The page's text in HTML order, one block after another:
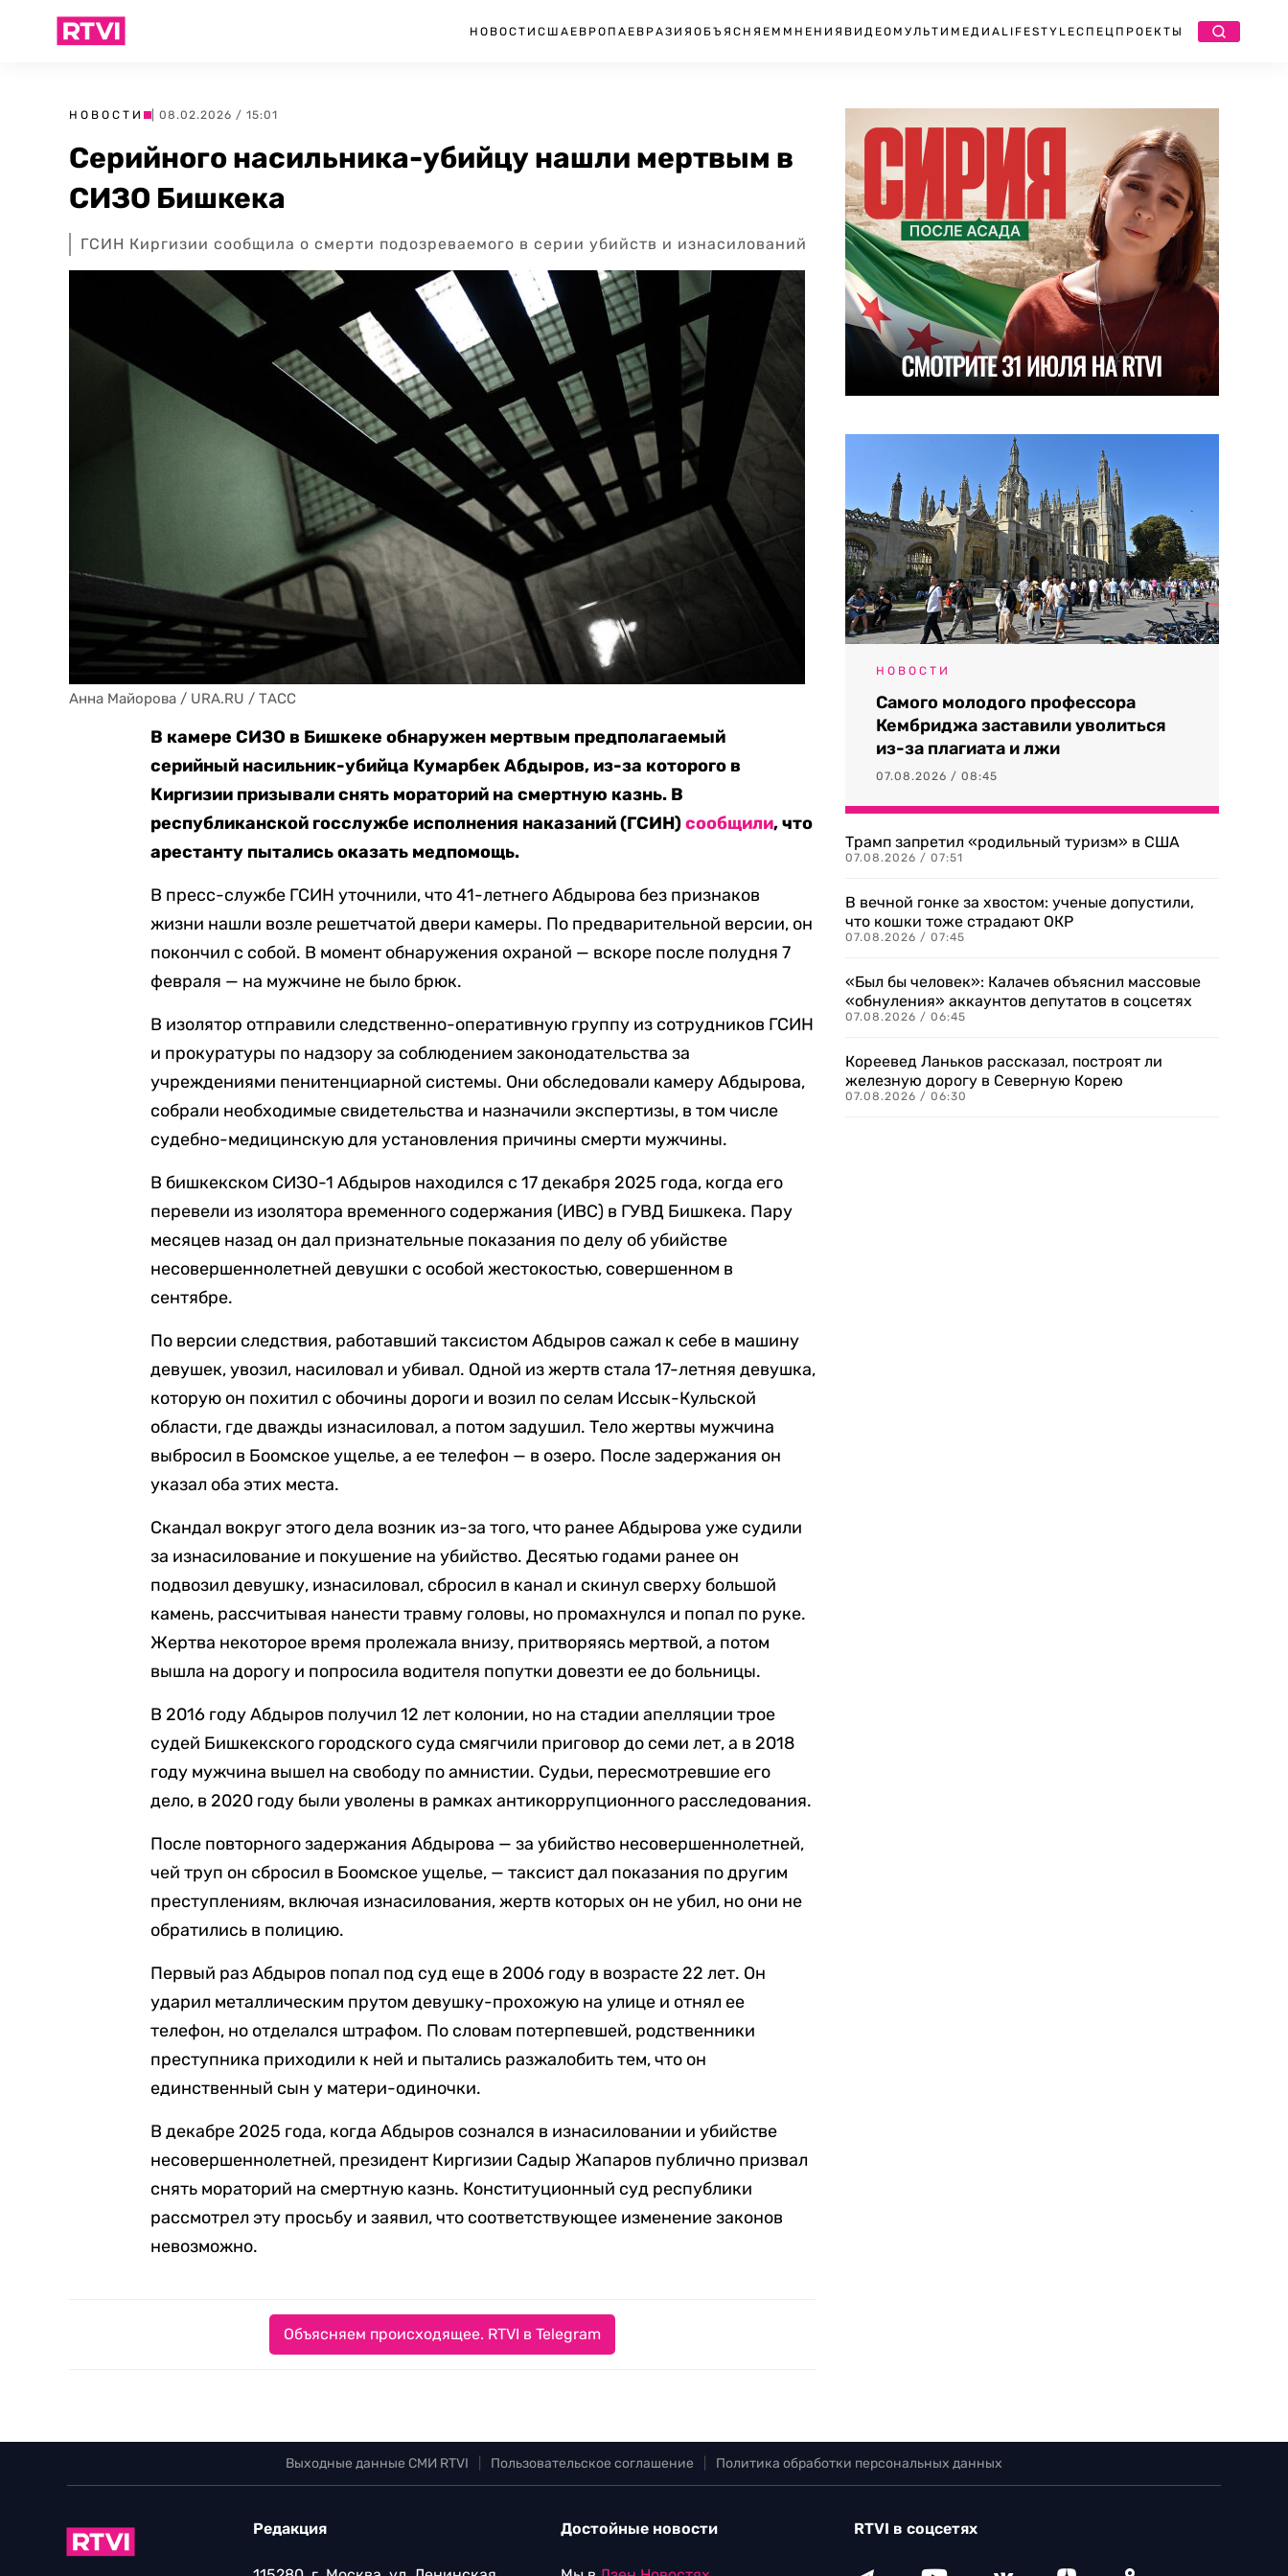
НОВОСТИ США ЕВРОПА ЕВРАЗИЯ ОБЪЯСНЯЕМ МНЕНИЯ ВИДЕО МУЛЬТИМЕДИА LIFESTYLEСПЕЦПРОЕКТЫ
НОВОСТИ | 08.02.2026 / 15:01
Серийного насильника-убийцу нашли мертвым в
СИЗО Бишкека
ГСИН Киргизии сообщила о смерти подозреваемого в серии убийств и изнасилований
Анна Майорова / URA.RU / ТАСС
В камере СИЗО в Бишкеке обнаружен мертвым предполагаемый
серийный насильник-убийца Кумарбек Абдыров, из-за которого в
Киргизии призывали снять мораторий на смертную казнь. В
республиканской госслужбе исполнения наказаний (ГСИН)сообщили, что
арестанту пытались оказать медпомощь.
В пресс-службе ГСИН уточнили, что 41-летнего Абдырова без признаков
жизни нашли возле решетчатой двери камеры. По предварительной версии, он
покончил с собой. В момент обнаружения охраной — вскоре после полудня 7
февраля — на мужчине не было брюк.
В изолятор отправили следственно-оперативную группу из сотрудников ГСИН
и прокуратуры по надзору за соблюдением законодательства за
учреждениями пенитенциарной системы. Они обследовали камеру Абдырова,
собрали необходимые свидетельства и назначили экспертизы, в том числе
судебно-медицинскую для установления причины смерти мужчины.
В бишкекском СИЗО-1 Абдыров находился с 17 декабря 2025 года, когда его
перевели из изолятора временного содержания (ИВС) в ГУВД Бишкека. Пару
месяцев назад он дал признательные показания по делу об убийстве
несовершеннолетней девушки с особой жестокостью, совершенном в
сентябре.
По версии следствия, работавший таксистом Абдыров сажал к себе в машину
девушек, увозил, насиловал и убивал. Одной из жертв стала 17-летняя девушка,
которую он похитил с обочины дороги и возил по селам Иссык-Кульской
области, где дважды изнасиловал, а потом задушил. Тело жертвы мужчина
выбросил в Боомское ущелье, а ее телефон — в озеро. После задержания он
указал оба этих места.
Скандал вокруг этого дела возник из-за того, что ранее Абдырова уже судили
за изнасилование и покушение на убийство. Десятью годами ранее он
подвозил девушку, изнасиловал, сбросил в канал и скинул сверху большой
камень, рассчитывая нанести травму головы, но промахнулся и попал по руке.
Жертва некоторое время пролежала внизу, притворяясь мертвой, а потом
вышла на дорогу и попросила водителя попутки довезти ее до больницы.
В 2016 году Абдыров получил 12 лет колонии, но на стадии апелляции трое
судей Бишкекского городского суда смягчили приговор до семи лет, а в 2018
году мужчина вышел на свободу по амнистии. Судьи, пересмотревшие его
дело, в 2020 году были уволены в рамках антикоррупционного расследования.
После повторного задержания Абдырова — за убийство несовершеннолетней,
чей труп он сбросил в Боомское ущелье, — таксист дал показания по другим
преступлениям, включая изнасилования, жертв которых он не убил, но они не
обратились в полицию.
Первый раз Абдыров попал под суд еще в 2006 году в возрасте 22 лет. Он
ударил металлическим прутом девушку-прохожую на улице и отнял ее
телефон, но отделался штрафом. По словам потерпевшей, родственники
преступника приходили к ней и пытались разжалобить тем, что он
единственный сын у матери-одиночки.
В декабре 2025 года, когда Абдыров сознался в изнасиловании и убийстве
несовершеннолетней, президент Киргизии Садыр Жапаров публично призвал
снять мораторий на смертную казнь. Конституционный суд республики
рассмотрел эту просьбу и заявил, что соответствующее изменение законов
невозможно.
Объясняем происходящее. RTVI в Telegram
НОВОСТИ
Самого молодого профессора
Кембриджа заставили уволиться
из-за плагиата и лжи
07.08.2026 / 08:45
Трамп запретил «родильный туризм» в США
07.08.2026 / 07:51
В вечной гонке за хвостом: ученые допустили,
что кошки тоже страдают ОКР
07.08.2026 / 07:45
«Был бы человек»: Калачев объяснил массовые
«обнуления» аккаунтов депутатов в соцсетях
07.08.2026 / 06:45
Кореевед Ланьков рассказал, построят ли
железную дорогу в Северную Корею
07.08.2026 / 06:30
Выходные данные СМИ RTVI Пользовательское соглашение Политика обработки персональных данных
Редакция Достойные новости RTVI в соцсетях